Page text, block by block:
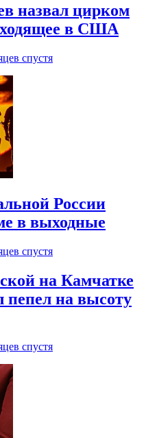
назвал цирком
в США
спустя
России
в выходные
спустя
на Камчатке
пепел на высоту
спустя